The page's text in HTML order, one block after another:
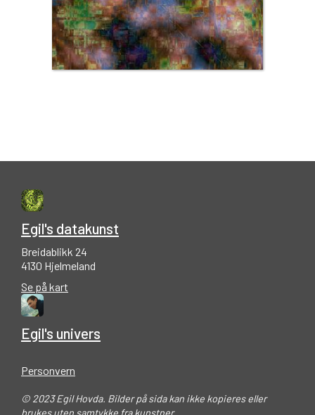
Egil's datakunst
Breidablikk 24
4130 Hjelmeland
Se på kart
Egil's univers
Personvern
© 2023 Egil Hovda. Bilder på sida kan ikke kopieres eller